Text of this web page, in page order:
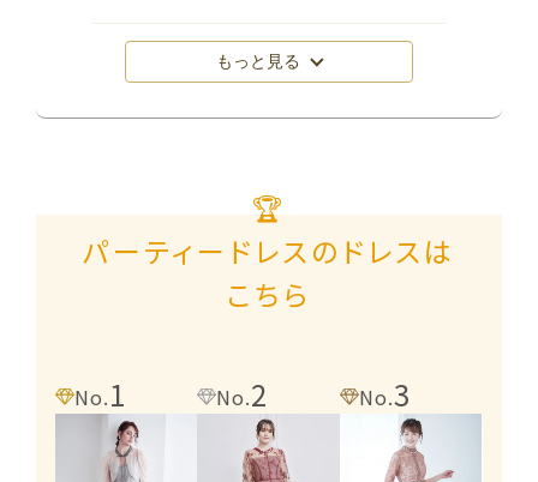
もっと見る
🏆
パーティードレスのドレスは
こちら
No.1 No.2 No.3